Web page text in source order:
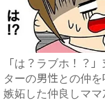
「は？ラブホ！？
ターの男性との仲
嫉妬した仲良しママ